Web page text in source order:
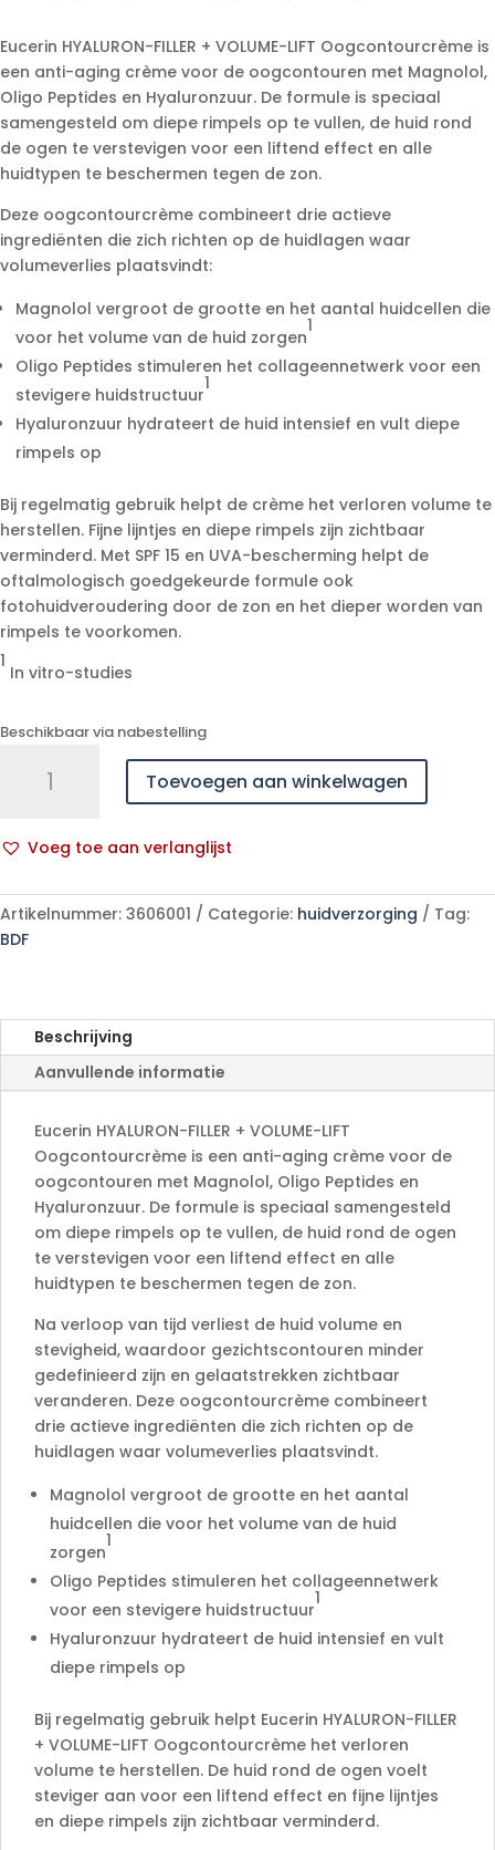
Eucerin HYALURON-FILLER + VOLUME-LIFT Oogcontourcrème is
een anti-aging crème voor de oogcontouren met Magnolol,
Oligo Peptides en Hyaluronzuur. De formule is speciaal
samengesteld om diepe rimpels op te vullen, de huid rond
de ogen te verstevigen voor een liftend effect en alle
huidtypen te beschermen tegen de zon.
Deze oogcontourcrème combineert drie actieve
ingrediënten die zich richten op de huidlagen waar
volumeverlies plaatsvindt:
Magnolol vergroot de grootte en het aantal huidcellen die
voor het volume van de huid zorgen
1
Oligo Peptides stimuleren het collageennetwerk voor een
stevigere huidstructuur
1
Hyaluronzuur hydrateert de huid intensief en vult diepe
rimpels op
Bij regelmatig gebruik helpt de crème het verloren volume te
herstellen. Fijne lijntjes en diepe rimpels zijn zichtbaar
verminderd. Met SPF 15 en UVA-bescherming helpt de
oftalmologisch goedgekeurde formule ook
fotohuidveroudering door de zon en het dieper worden van
rimpels te voorkomen.
1
In vitro-studies
Beschikbaar via nabestelling
Hyaluron
Oogcont.cr15ml
Toevoegen aan winkelwagen
Voeg toe aan verlanglijst
l
t
e
a
t
Artikelnummer: 3606001 Categorie: huidverzorging
Tag:
BDF
Beschrijving
Aanvullende informatie
Eucerin HYALURON-FILLER + VOLUME-LIFT
Oogcontourcrème is een anti-aging crème voor de
oogcontouren met Magnolol, Oligo Peptides en
Hyaluronzuur. De formule is speciaal samengesteld
om diepe rimpels op te vullen, de huid rond de ogen
te verstevigen voor een liftend effect en alle
huidtypen te beschermen tegen de zon.
Na verloop van tijd verliest de huid volume en
stevigheid, waardoor gezichtscontouren minder
gedefinieerd zijn en gelaatstrekken zichtbaar
veranderen. Deze oogcontourcrème combineert
drie actieve ingrediënten die zich richten op de
huidlagen waar volumeverlies plaatsvindt.
Magnolol vergroot de grootte en het aantal
huidcellen die voor het volume van de huid
zorgen
1
Oligo Peptides stimuleren het collageennetwerk
voor een stevigere huidstructuur
1
Hyaluronzuur hydrateert de huid intensief en vult
diepe rimpels op
Bij regelmatig gebruik helpt Eucerin HYALURON-FILLER
+ VOLUME-LIFT Oogcontourcrème het verloren
volume te herstellen. De huid rond de ogen voelt
steviger aan voor een liftend effect en fijne lijntjes
en diepe rimpels zijn zichtbaar verminderd.